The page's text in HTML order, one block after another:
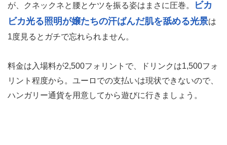
が、クネックネと腰とケツを振る姿はまさに圧巻。
ビカ
ビカ光る照明が嬢たちの汗ばんだ肌を舐める光景は
1度見るとガチで忘れられません。
料金は入場料が2,500フォリントで、ドリンクは1,500フォ
リント程度から。ユーロでの支払いは現状できないので、
ハンガリー通貨を用意してから遊びに行きましょう。